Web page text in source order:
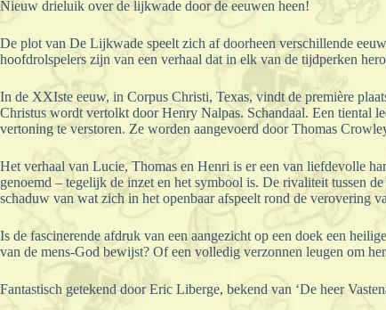
Nieuw drieluik over de lijkwade door de eeuwen heen!
De plot van De Lijkwade speelt zich af doorheen verschillende
hoofdrolspelers zijn van een verhaal dat in elk van de tijdperken
In de XXIste eeuw, in Corpus Christi, Texas, vindt de première
Christus wordt vertolkt door Henry Nalpas. Schandaal. Een tiental
vertoning te verstoren. Ze worden aangevoerd door Thomas
Het verhaal van Lucie, Thomas en Henri is er een van liefdevolle
genoemd – tegelijk de inzet en het symbool is. De rivaliteit tussen
schaduw van wat zich in het openbaar afspeelt rond de verovering
Is de fascinerende afdruk van een aangezicht op een doek een
van de mens-God bewijst? Of een volledig verzonnen leugen om
Fantastisch getekend door Eric Liberge, bekend van ‘De heer